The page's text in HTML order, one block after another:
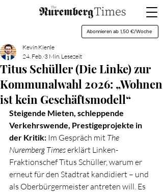
Abonnieren ab 1,50 €/Woche
Titus Schüller (Die Linke) zur
Kommunalwahl 2026: „Wohnen
ist kein Geschäftsmodell“
Kevin Kienle
24. Feb. 3 Min. Lesezeit
Steigende Mieten, schleppende
Verkehrswende, Prestigeprojekte in
der Kritik: Im Gespräch mit The
Nuremberg Times erklärt Linken-
Fraktionschef Titus Schüller, warum er
erneut für den Stadtrat kandidiert – und
als Oberbürgermeister antreten will. Es